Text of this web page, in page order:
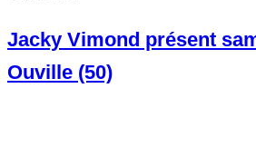
Jacky Vimond présent
Ouville (50)